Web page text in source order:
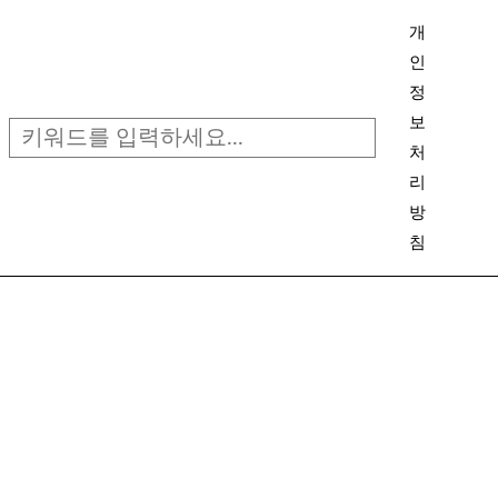
개
인
정
보
처
리
방
침